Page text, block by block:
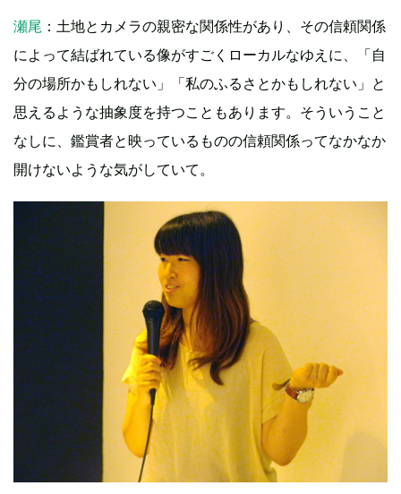
瀬尾 ：土地とカメラの親密な関係性があり、その信頼関係
によって結ばれている像がすごくローカルなゆえに、「自
分の場所かもしれない」「私のふるさとかもしれない」と
思えるような抽象度を持つこともあります。そういうこと
なしに、鑑賞者と映っているものの信頼関係ってなかなか
開けないような気がしていて。